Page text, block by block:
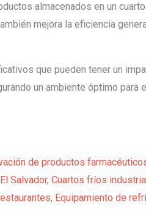
almacenados en un
mejora la eficiencia
que pueden tener un
un ambiente óptimo
de productos
Salvador, Cuartos fríos
, Equipamiento de